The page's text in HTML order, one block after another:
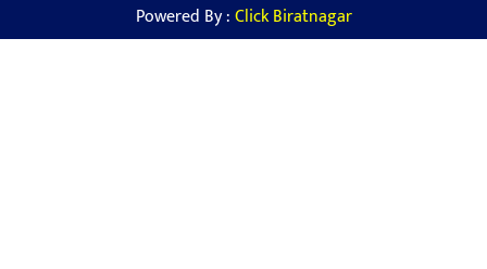
Powered By :Click Biratnagar